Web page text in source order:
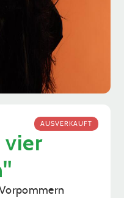
AUSVERKAUFT